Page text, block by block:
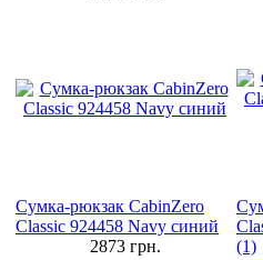
Сумка-рюкзак CabinZero
Classic 924458 Navy синий
2873грн.
(1)